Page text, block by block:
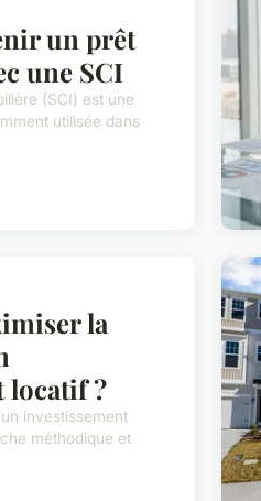
un prêt
une SCI
(SCI) est une
utilisée dans
la
locatif ?
investissement
méthodique et